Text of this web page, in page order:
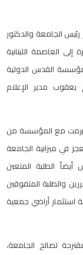
الجامعة والدكتور
العاصمة اللبنانية
مؤسسة القدس الدولية
يعقوب مدير الإعلام
أبرمت مع المؤسسة من
سد العجز في ميزانية الجامعة
أيضاً الطلبة المتعين
والطلبة المتفوقين
استثمار أراضي جمعية
لصالح الجامعة،